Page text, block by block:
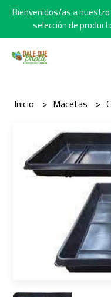
Bienvenidos/as a nuestro
selección de
Inicio Macetas